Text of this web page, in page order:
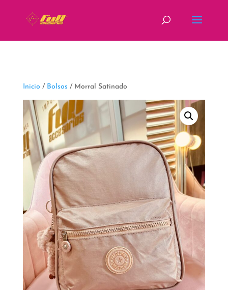
Inicio / Bolsos / Morral Satinado